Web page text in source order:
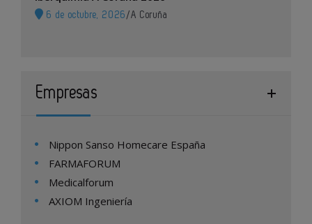
6 de octubre, 2026 /A Coruña
Empresas
Nippon Sanso Homecare España
FARMAFORUM
Medicalforum
AXIOM Ingeniería